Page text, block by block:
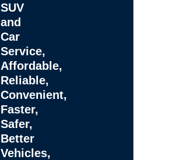
SUV
and
Car
Service,
Affordable,
Reliable,
Convenient,
Faster,
Safer,
Better
Vehicles,